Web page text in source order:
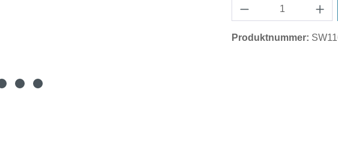
Produktnummer: